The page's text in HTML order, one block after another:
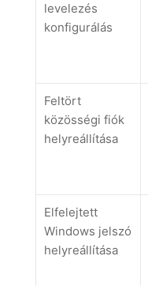
levelezés
konfigurálás
Feltört
közösségi fiók
helyreállítása
Elfelejtett
Windows jelszó
helyreállítása